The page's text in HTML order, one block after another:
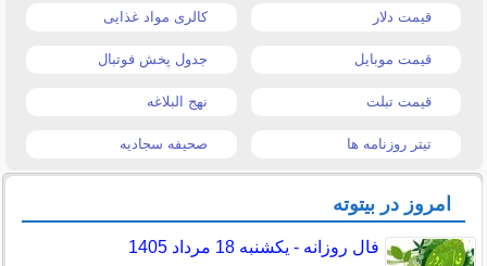
قیمت دلار کالری مواد غذایی
قیمت موبایل جدول پخش فوتبال
قیمت تبلت نهج البلاغه
تیتر روزنامه ها صحیفه سجادیه
امروز در بیتوته
فال روزانه - یکشنبه 18 مرداد 1405